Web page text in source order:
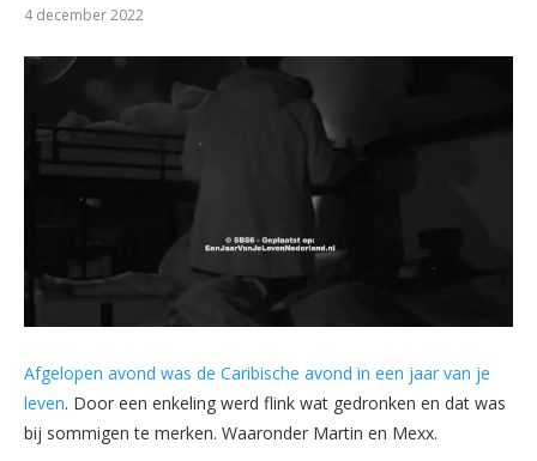
4 december 2022
Afgelopen avond was de Caribische avond in een jaar van je
leven. Door een enkeling werd flink wat gedronken en dat was
bij sommigen te merken. Waaronder Martin en Mexx.